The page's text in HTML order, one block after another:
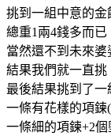
挑到一組中意的金
總重1兩4錢多而已
當然還不到未來
結果我們就一直挑
最後結果挑到了
一條有花樣的項
一條細的項鍊+2個